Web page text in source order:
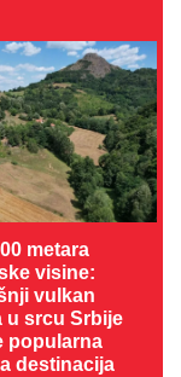
metara
visine:
vulkan
u srcu Srbije
popularna
destinacija